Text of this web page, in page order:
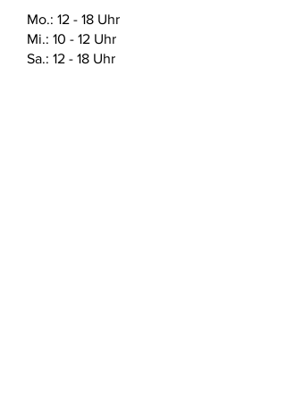
des verwendeten Materials zu finden.
Mo.: 12 - 18 Uhr
Mi.: 10 - 12 Uhr
Sa.: 12 - 18 Uhr